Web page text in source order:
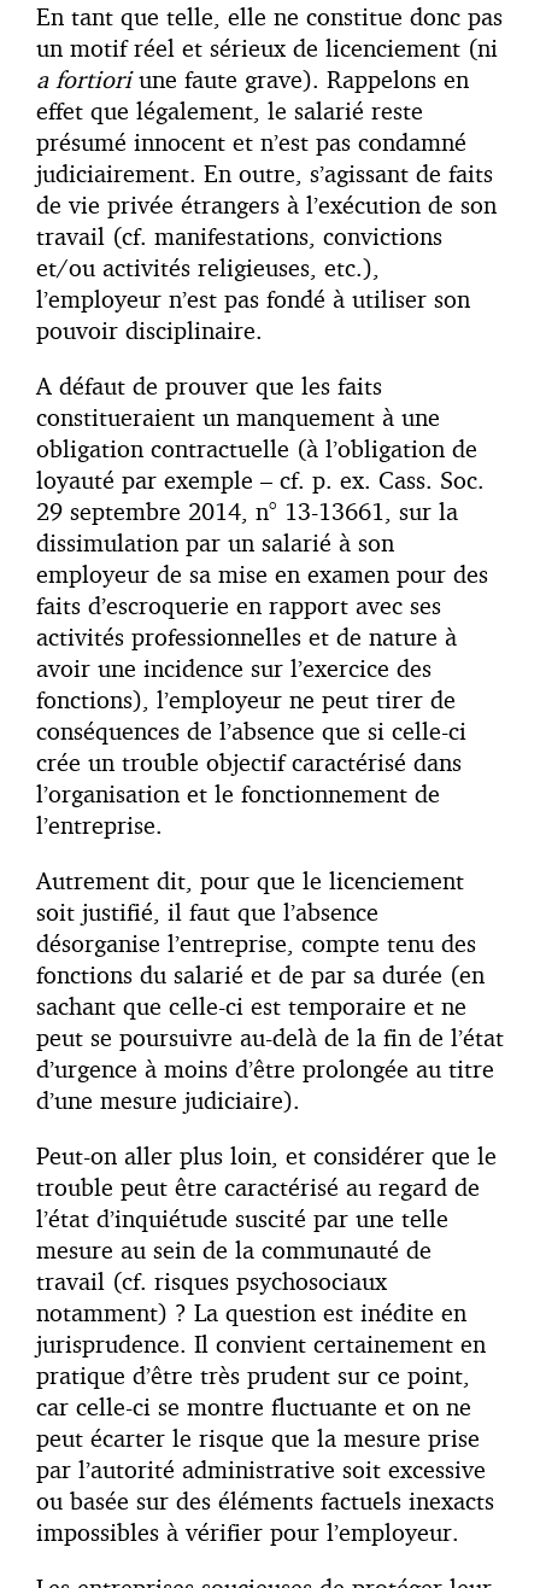
En tant que telle, elle ne constitue donc pas
un motif réel et sérieux de licenciement (ni
a fortioriune faute grave). Rappelons en
effet que légalement, le salarié reste
présumé innocent et n’est pas condamné
judiciairement. En outre, s’agissant de faits
de vie privée étrangers à l’exécution de son
travail (cf. manifestations, convictions
et/ou activités religieuses, etc.),
l’employeur n’est pas fondé à utiliser son
pouvoir disciplinaire.
A défaut de prouver que les faits
constitueraient un manquement à une
obligation contractuelle (à l’obligation de
loyauté par exemple – cf. p. ex. Cass. Soc.
29 septembre 2014, n° 13-13661, sur la
dissimulation par un salarié à son
employeur de sa mise en examen pour des
faits d’escroquerie en rapport avec ses
activités professionnelles et de nature à
avoir une incidence sur l’exercice des
fonctions), l’employeur ne peut tirer de
conséquences de l’absence que si celle-ci
crée un trouble objectif caractérisé dans
l’organisation et le fonctionnement de
l’entreprise.
Autrement dit, pour que le licenciement
soit justifié, il faut que l’absence
désorganise l’entreprise, compte tenu des
fonctions du salarié et de par sa durée (en
sachant que celle-ci est temporaire et ne
peut se poursuivre au-delà de la fin de l’état
d’urgence à moins d’être prolongée au titre
d’une mesure judiciaire).
Peut-on aller plus loin, et considérer que le
trouble peut être caractérisé au regard de
l’état d’inquiétude suscité par une telle
mesure au sein de la communauté de
travail (cf. risques psychosociaux
notamment) ? La question est inédite en
jurisprudence. Il convient certainement en
pratique d’être très prudent sur ce point,
car celle-ci se montre fluctuante et on ne
peut écarter le risque que la mesure prise
par l’autorité administrative soit excessive
ou basée sur des éléments factuels inexacts
impossibles à vérifier pour l’employeur.